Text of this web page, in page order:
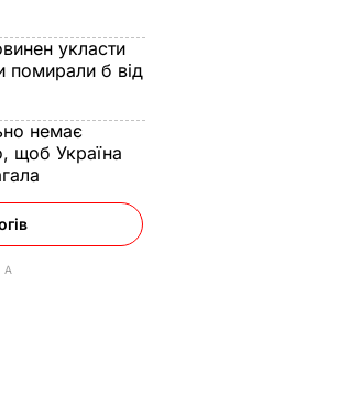
укласти
помирали б від
немає
щоб Україна